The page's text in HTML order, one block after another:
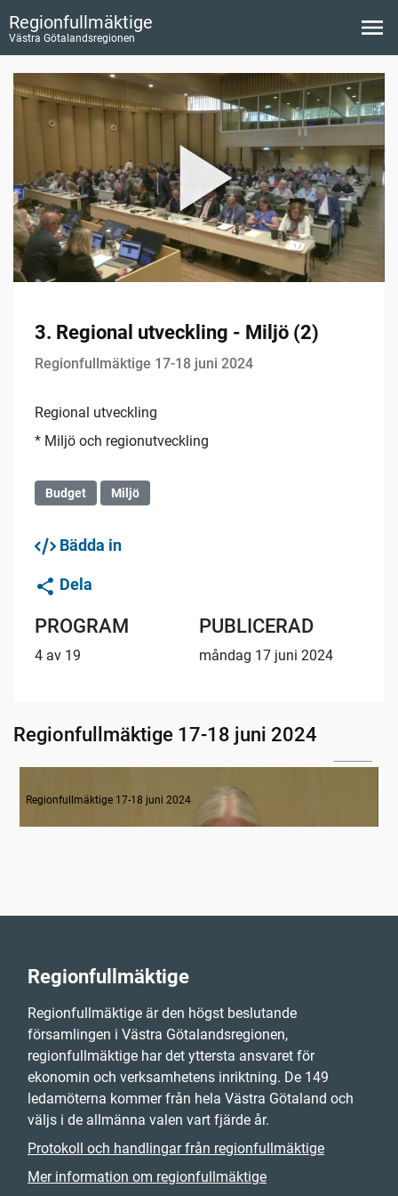
Regionfullmäktige
Västra Götalandsregionen
3. Regional utveckling - Miljö (2)
Regionfullmäktige 17-18 juni 2024
Regional utveckling
* ­Miljö och regionutveckling
Budget Miljö
Bädda in
Dela
PROGRAM
4 av 19
PUBLICERAD
måndag 17 juni 2024
Regionfullmäktige 17-18 juni 2024
Regionfullmäktige 17-18 juni 2024
Regionfullmäktige
Regionfullmäktige är den högst beslutande
församlingen i Västra Götalandsregionen,
regionfullmäktige har det yttersta ansvaret för
ekonomin och verksamhetens inriktning. De 149
ledamöterna kommer från hela Västra Götaland och
väljs i de allmänna valen vart fjärde år.
Protokoll och handlingar från regionfullmäktige
Mer information om regionfullmäktige